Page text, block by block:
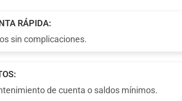
RÁPIDA:
sin complicaciones.
de cuenta o saldos mínimos.